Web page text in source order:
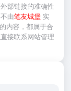
部链接的准确性
由笔友城堡 实
内容，都属于合
接联系网站管理